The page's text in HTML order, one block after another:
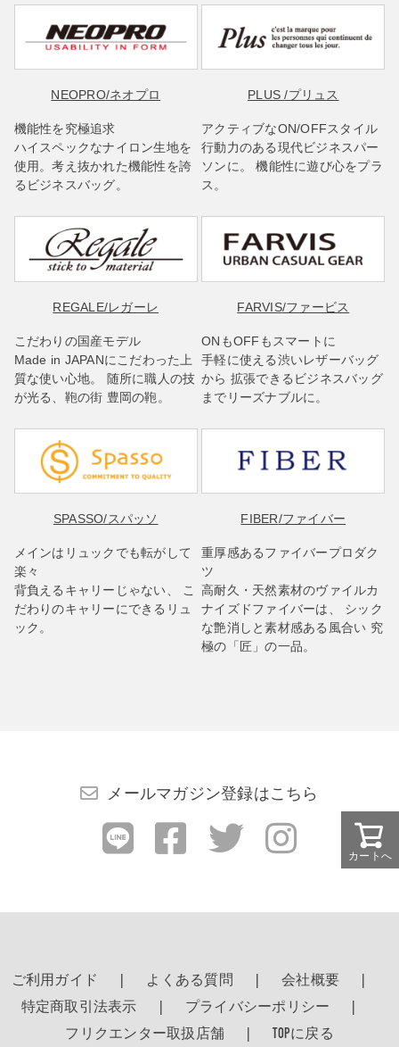
カートへ
NEOPRO/ネオプロ
機能性を究極追求
ハイスペックなナイロン生地を
使用。考え抜かれた機能性を誇
るビジネスバッグ。
PLUS/プリュス
アクティブなON/OFFスタイル
行動力のある現代ビジネスパー
ソンに。 機能性に遊び心をプラ
ス。
REGALE/レガーレ
こだわりの国産モデル
Made in JAPANにこだわった上
質な使い心地。 随所に職人の技
が光る、鞄の街 豊岡の鞄。
FARVIS/ファービス
ONもOFFもスマートに
手軽に使える渋いレザーバッグ
から 拡張できるビジネスバッグ
までリーズナブルに。
SPASSO/スパッソ
メインはリュックでも転がして
楽々
背負えるキャリーじゃない、 こ
だわりのキャリーにできるリュ
ック。
FIBER/ファイバー
重厚感あるファイバープロダク
ツ
高耐久・天然素材のヴァイルカ
ナイズドファイバーは、 シック
な艶消しと素材感ある風合い 究
極の「匠」の一品。
メールマガジン登録はこちら
ご利用ガイド よくある質問
会社概要
特定商取引法表示
プライバシーポリシー
フリクエンター取扱店舗
TOPに戻る